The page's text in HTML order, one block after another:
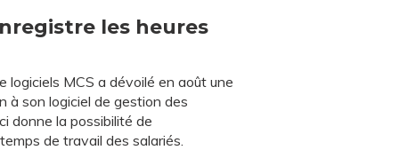
les heures
logiciels MCS a dévoilé en août une
à son logiciel de gestion des
donne la possibilité de
de travail des salariés.